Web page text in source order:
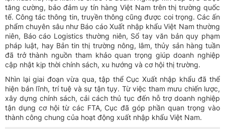
tăng cường, bảo đảm uy tín hàng Việt Nam trên thị trường quốc
tế. Công tác thông tin, truyền thông cũng được coi trọng. Các ấn
phẩm chuyên sâu như Báo cáo Xuất nhập khẩu Việt Nam thường
niên, Báo cáo Logistics thường niên, Sổ tay văn bản quy phạm
pháp luật, hay Bản tin thị trường nông, lâm, thủy sản hàng tuần
đã trở thành nguồn tham khảo quan trọng giúp doanh nghiệp
cập nhật kịp thời chính sách, xu hướng và cơ hội thị trường.
Nhìn lại giai đoạn vừa qua, tập thể Cục Xuất nhập khẩu đã thể
hiện bản lĩnh, trí tuệ và sự tận tụy. Từ việc tham mưu chiến lược,
xây dựng chính sách, cải cách thủ tục đến hỗ trợ doanh nghiệp
tận dụng cơ hội từ các FTA, Cục đã góp phần quan trọng vào
thành công chung của hoạt động xuất nhập khẩu Việt Nam.